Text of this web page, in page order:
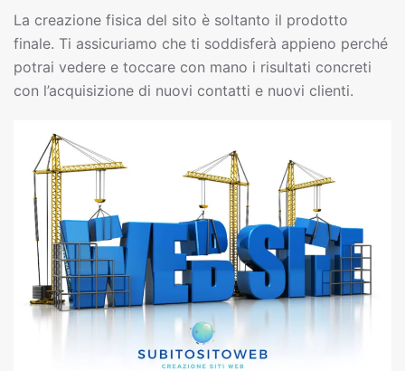
La creazione fisica del sito è soltanto il prodotto
finale. Ti assicuriamo che ti soddisferà appieno perché
potrai vedere e toccare con mano i risultati concreti
con l’acquisizione di nuovi contatti e nuovi clienti.